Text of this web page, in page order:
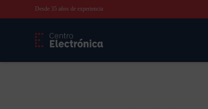
Desde 35 años de experiencia